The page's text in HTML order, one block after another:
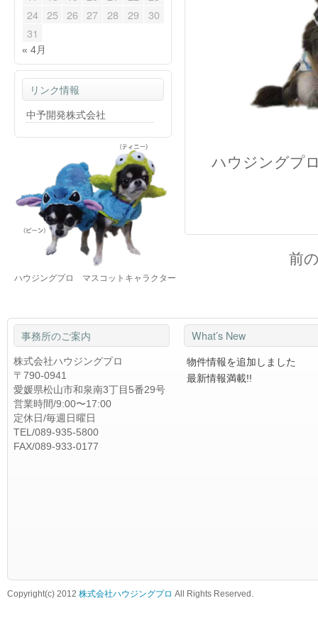
ハウジングプ
前
24
25 26 27 28 29
30
31
« 4月
リンク情報
中予開発株式会社
ハウジングプロ マスコットキャラクター
事務所のご案内
株式会社ハウジングプロ
〒790-0941
愛媛県松山市和泉南3丁目5番29号
営業時間/9:00〜17:00
定休日/毎週日曜日
TEL/089-935-5800
FAX/089-933-0177
What’s New
物件情報を追加しました
最新情報満載!!
Copyright(c) 2012 株式会社ハウジングプロ All Rights Reserved.